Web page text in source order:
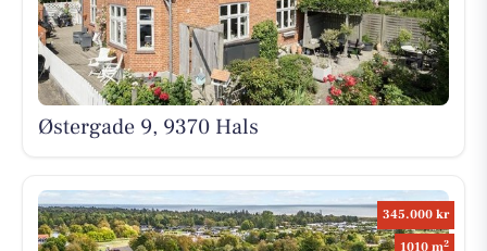
Østergade 9, 9370 Hals
345.000 kr
1010 m2